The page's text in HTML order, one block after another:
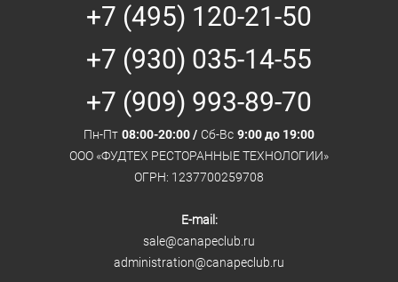
+7 (495) 120-21-50
+7 (930) 035-14-55
+7 (909) 993-89-70
Пн-Пт 08:00-20:00 / Сб-Вс 9:00 до 19:00
ООО «ФУДТЕХ РЕСТОРАННЫЕ ТЕХНОЛОГИИ»
ОГРН: 1237700259708
E-mail:
sale@canapeclub.ru
administration@canapeclub.ru